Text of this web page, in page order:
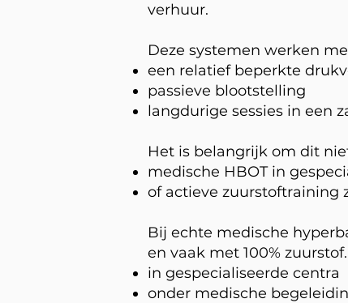
verhuur.
Deze systemen werken
een relatief beperkte
passieve blootstelling
langdurige sessies in een
Het is belangrijk om dit
medische HBOT in
of actieve zuurstoftraining
Bij echte medische
en vaak met 100%
in gespecialiseerde centra
onder medische